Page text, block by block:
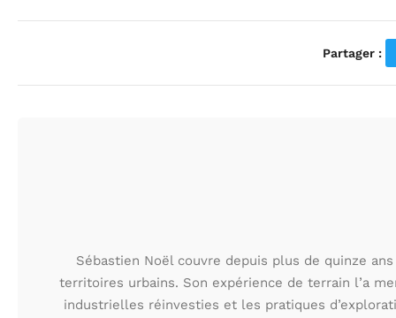
Partager :
Sébastien Noël couvre depuis plus de quinze
territoires urbains. Son expérience de terrain l’a
industrielles réinvesties et les pratiques